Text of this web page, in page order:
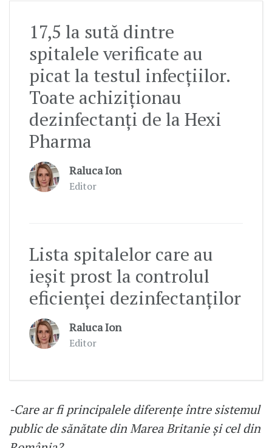
17,5 la sută dintre
spitalele verificate au
picat la testul infecțiilor.
Toate achiziționau
dezinfectanți de la Hexi
Pharma
Raluca Ion
Editor
Lista spitalelor care au
ieșit prost la controlul
eficienței dezinfectanților
Raluca Ion
Editor
-Care ar fi principalele diferențe între sistemul
public de sănătate din Marea Britanie și cel din